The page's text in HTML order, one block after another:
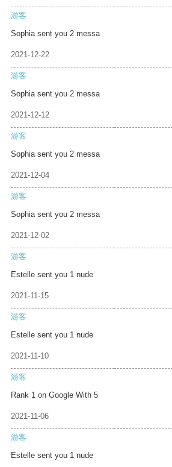
游客
Sophia sent you 2 messa
2021-12-22
游客
Sophia sent you 2 messa
2021-12-12
游客
Sophia sent you 2 messa
2021-12-04
游客
Sophia sent you 2 messa
2021-12-02
游客
Estelle sent you 1 nude
2021-11-15
游客
Estelle sent you 1 nude
2021-11-10
游客
Rank 1 on Google With 5
2021-11-06
游客
Estelle sent you 1 nude